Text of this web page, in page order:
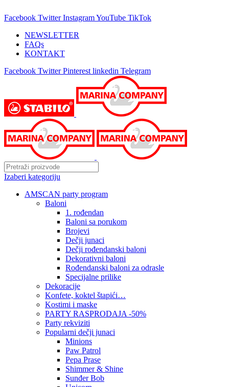
Facebook Twitter InstagramYouTube TikTok
NEWSLETTER
FAQs
KONTAKT
Facebook Twitter Pinterest linkedin Telegram
Izaberi kategoriju
AMSCAN party program
Baloni
1. rođendan
Baloni sa porukom
Brojevi
Dečji junaci
Dečji rođendanski baloni
Dekorativni baloni
Rođendanski baloni za odrasle
Specijalne prilike
Dekoracije
Konfete, koktel štapići…
Kostimi i maske
PARTY RASPRODAJA -50%
Party rekviziti
Popularni dečji junaci
Minions
Paw Patrol
Pepa Prase
Shimmer & Shine
Sunđer Bob